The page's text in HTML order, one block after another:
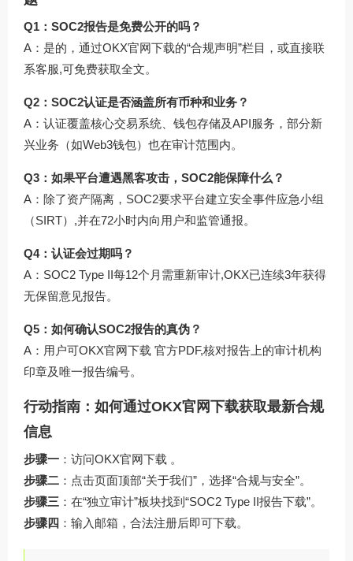
Q1：SOC2报告是免费公开的吗？
A：是的，通过OKX官网下载的“合规声明”栏目，或直接联
系客服,可免费获取全文。
Q2：SOC2认证是否涵盖所有币种和业务？
A：认证覆盖核心交易系统、钱包存储及API服务，部分新
兴业务（如Web3钱包）也在审计范围内。
Q3：如果平台遭遇黑客攻击，SOC2能保障什么？
A：除了资产隔离，SOC2要求平台建立安全事件应急小组
（SIRT）,并在72小时内向用户和监管通报。
Q4：认证会过期吗？
A：SOC2 Type II每12个月需重新审计,OKX已连续3年获得
无保留意见报告。
Q5：如何确认SOC2报告的真伪？
A：用户可OKX官网下载 官方PDF,核对报告上的审计机构
印章及唯一报告编号。
行动指南：如何通过OKX官网下载获取最新合规
信息
步骤一 ：访问OKX官网下载 。
步骤二 ：点击页面顶部“关于我们”，选择“合规与安全”。
步骤三 ：在“独立审计”板块找到“SOC2 Type II报告下载”。
步骤四 ：输入邮箱，合法注册后即可下载。